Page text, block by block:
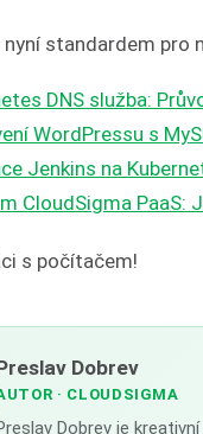
nyní standardem pro
DNS služba:
WordPressu s
Jenkins na
CloudSigma PaaS:
s počítačem!
Dobrev
· CLOUDSIGMA
Dobrev je